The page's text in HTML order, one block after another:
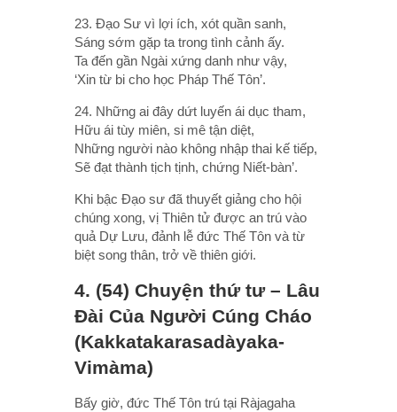
23. Ðạo Sư vì lợi ích, xót quần sanh,
Sáng sớm gặp ta trong tình cảnh ấy.
Ta đến gần Ngài xứng danh như vậy,
‘Xin từ bi cho học Pháp Thế Tôn’.
24. Những ai đây dứt luyến ái dục tham,
Hữu ái tùy miên, si mê tận diệt,
Những người nào không nhập thai kế tiếp,
Sẽ đạt thành tịch tịnh, chứng Niết-bàn’.
Khi bậc Ðạo sư đã thuyết giảng cho hội
chúng xong, vị Thiên tử được an trú vào
quả Dự Lưu, đảnh lễ đức Thế Tôn và từ
biệt song thân, trở về thiên giới.
4. (54) Chuyện thứ tư – Lâu
Ðài Của Người Cúng Cháo
(Kakkatakarasadàyaka-
Vimàma)
Bấy giờ, đức Thế Tôn trú tại Ràjagaha